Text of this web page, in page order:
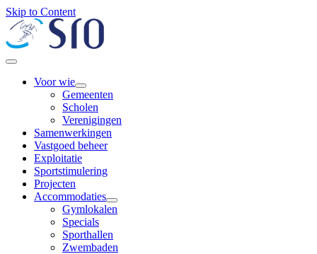
Skip to Content
Voor wie
Gemeenten
Scholen
Verenigingen
Samenwerkingen
Vastgoed beheer
Exploitatie
Sportstimulering
Projecten
Accommodaties
Gymlokalen
Specials
Sporthallen
Zwembaden